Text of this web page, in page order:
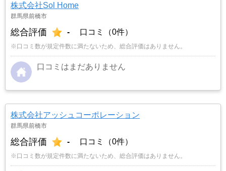
株式会社Sol Home
群馬県前橋市
総合評価 - 口コミ（0件）
※口コミ数が規定件数に満たないため、総合評価はありません。
口コミはまだありません
株式会社アッシュコーポレーション
群馬県前橋市
総合評価 - 口コミ（0件）
※口コミ数が規定件数に満たないため、総合評価はありません。